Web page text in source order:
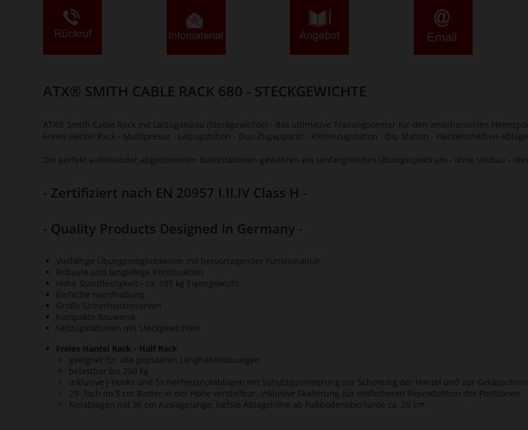
ATX® SMITH CABLE RACK 680 - STECKGEWICHTE
ATX® Smith Cable Rack mit Latzuganbau (Steckgewichte) - das ultimative Trainingscenter für den ambitionierten
Freies Hantel Rack - Multipresse - Latzugstation - Duo-Zugapparat - Klimmzugstation - Dip Station - Hantelscheiben
Die perfekt aufeinander abgestimmten Basisstationen gewähren ein umfangreiches Übungsspektrum - ohne Umbau -
- Zertifiziert nach EN 20957 I.II.IV Class H -
- Quality Products Designed in Germany -
Vielfältige Übungsmöglichkeiten mit hervorragender Funktionalität
Robuste und langlebige Konstruktion
Hohe Standfestigkeit - ca. 385 kg Eigengewicht
Einfache Handhabung
Große Sicherheitsreserven
Kompakte Bauweise
Seilzugstationen mit Steckgewichten
Freies Hantel Rack - Half Rack
geeignet für alle populären Langhantelübungen
belastbar bis 250 kg
inklusive J-Hooks und Sicherheitsnotablagen mit Schutzgummierung zur Schonung der Hantel und zur
29- fach im 5 cm Raster in der Höhe verstellbar, inklusive Skalierung zur einfacheren Reproduktion der Positionen
Notablagen mit 36 cm Auslagelänge, tiefste Ablagehöhe ab Fußbodenoberkante ca. 25 cm